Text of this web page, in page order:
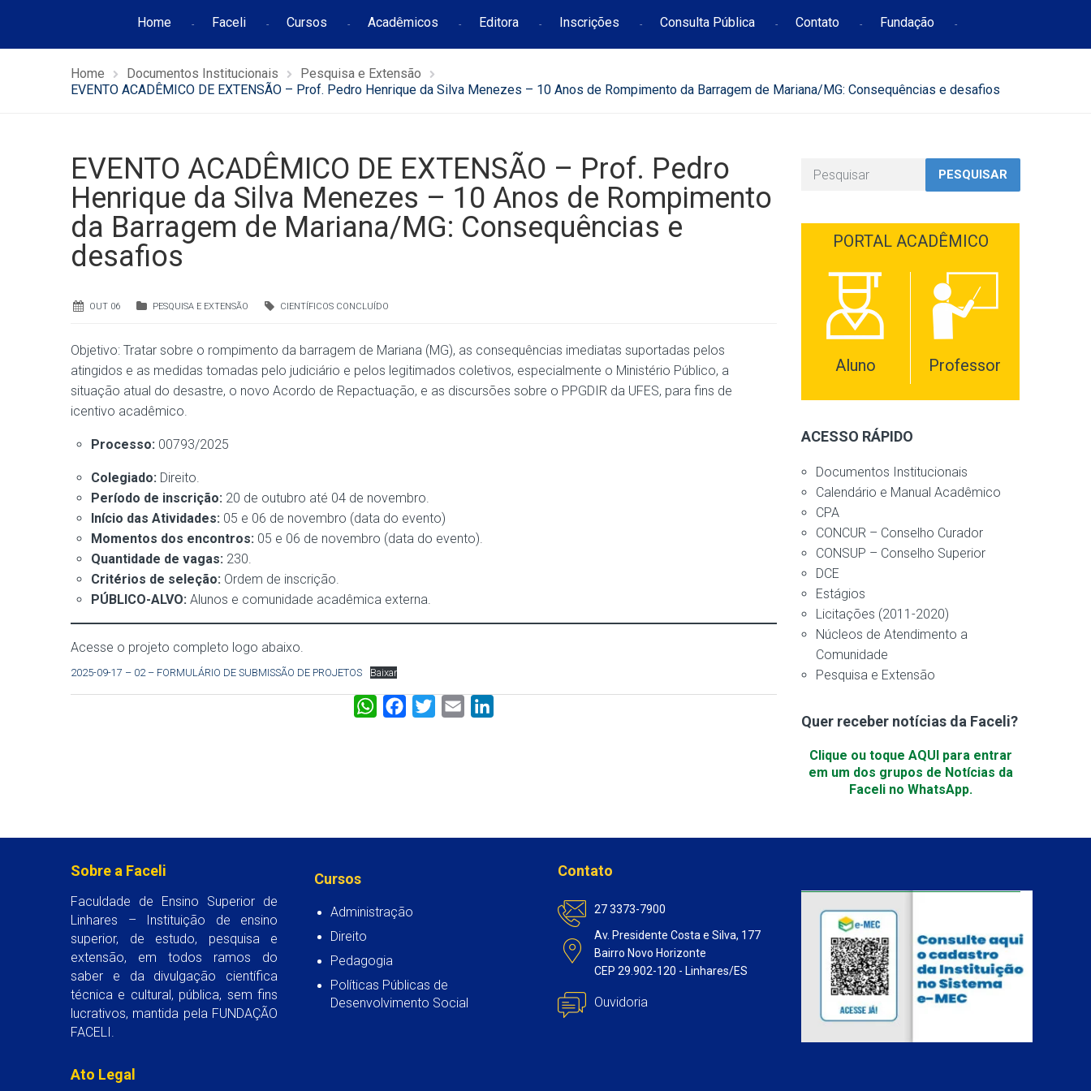
Home Faceli Cursos Acadêmicos Editora Inscrições Consulta Pública Contato Fundação
Home Documentos Institucionais
Pesquisa e Extensão
EVENTO ACADÊMICO DE EXTENSÃO – Prof. Pedro Henrique da Silva Menezes – 10 Anos de Rompimento da Barragem de Mariana/MG: Consequências e desafios
EVENTO ACADÊMICO DE EXTENSÃO – Prof. Pedro
Henrique da Silva Menezes – 10 Anos de Rompimento
da Barragem de Mariana/MG: Consequências e
desafios
OUT 06 PESQUISA E EXTENSÃO CIENTÍFICOS CONCLUÍDO
Objetivo: Tratar sobre o rompimento da barragem de Mariana (MG), as consequências imediatas suportadas pelos
atingidos e as medidas tomadas pelo judiciário e pelos legitimados coletivos, especialmente o Ministério Público, a
situação atual do desastre, o novo Acordo de Repactuação, e as discursões sobre o PPGDIR da UFES, para fins de
icentivo acadêmico.
Processo: 00793/2025
Colegiado: Direito.
Período de inscrição: 20 de outubro até 04 de novembro.
Início das Atividades: 05 e 06 de novembro (data do evento)
Momentos dos encontros: 05 e 06 de novembro (data do evento).
Quantidade de vagas: 230.
Critérios de seleção: Ordem de inscrição.
PÚBLICO-ALVO: Alunos e comunidade acadêmica externa.
Acesse o projeto completo logo abaixo.
2025-09-17 – 02 – FORMULÁRIO DE SUBMISSÃO DE PROJETOS Baixar
W
p
o
r
I
PESQUISAR
PORTAL ACADÊMICO
Aluno Professor
ACESSO RÁPIDO
Documentos Institucionais
Calendário e Manual Acadêmico
CPA
CONCUR – Conselho Curador
CONSUP – Conselho Superior
DCE
Estágios
Licitações (2011-2020)
Núcleos de Atendimento a
Comunidade
Pesquisa e Extensão
Quer receber notícias da Faceli?
Clique ou toque AQUI para entrar
em um dos grupos de Notícias da
Faceli no WhatsApp.
Sobre a Faceli
Faculdade de Ensino Superior de
Linhares – Instituição de ensino
superior, de estudo, pesquisa e
extensão, em todos ramos do
saber e da divulgação científica
técnica e cultural, pública, sem fins
lucrativos, mantida pela FUNDAÇÃO
FACELI.
Ato Legal
Cursos
Administração
Direito
Pedagogia
Políticas Públicas de
Desenvolvimento Social
Contato
27 3373-7900
Av. Presidente Costa e Silva, 177
Bairro Novo Horizonte
CEP 29.902-120 - Linhares/ES
Ouvidoria